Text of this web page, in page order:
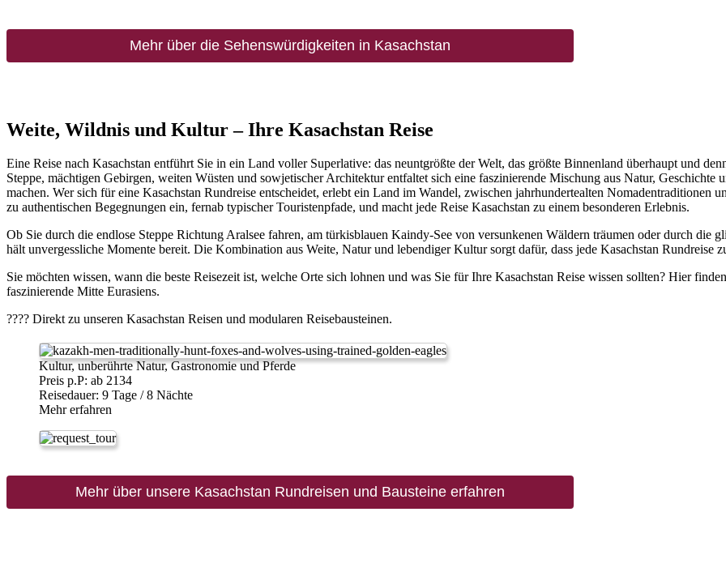
Mehr über die Sehenswürdigkeiten in Kasachstan
Weite, Wildnis und Kultur – Ihre Kasachstan Reise
Eine Reise nach Kasachstan entführt Sie in ein Land voller Superlative: das neuntgrößte der Welt, das größte Binnenland überhaupt und
Steppe, mächtigen Gebirgen, weiten Wüsten und sowjetischer Architektur entfaltet sich eine faszinierende Mischung aus Natur, Geschichte
machen. Wer sich für eine Kasachstan Rundreise entscheidet, erlebt ein Land im Wandel, zwischen jahrhundertealten
zu authentischen Begegnungen ein, fernab typischer Touristenpfade, und macht jede Reise Kasachstan zu einem besonderen Erlebnis.
Ob Sie durch die endlose Steppe Richtung Aralsee fahren, am türkisblauen Kaindy-See von versunkenen Wäldern träumen oder durch die
hält unvergessliche Momente bereit. Die Kombination aus Weite, Natur und lebendiger Kultur sorgt dafür, dass jede Kasachstan Rundreise
Sie möchten wissen, wann die beste Reisezeit ist, welche Orte sich lohnen und was Sie für Ihre Kasachstan Reise wissen sollten? Hier
faszinierende Mitte Eurasiens.
???? Direkt zu unseren Kasachstan Reisen und modularen Reisebausteinen.
Kultur, unberührte Natur, Gastronomie und Pferde
Preis p.P: ab 2134
Reisedauer: 9 Tage / 8 Nächte
Mehr erfahren
Mehr über unsere Kasachstan Rundreisen und Bausteine erfahren